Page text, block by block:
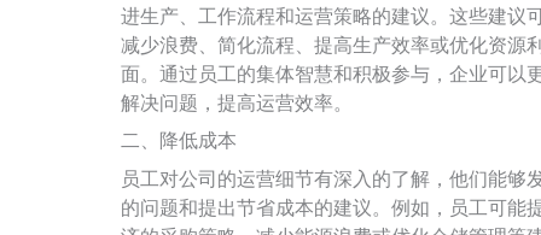
进生产、工作流程和运营策略的建议。这些建议
减少浪费、简化流程、提高生产效率或优化资源
面。通过员工的集体智慧和积极参与，企业可以
解决问题，提高运营效率。
二、降低成本
员工对公司的运营细节有深入的了解，他们能够
的问题和提出节省成本的建议。例如，员工可能